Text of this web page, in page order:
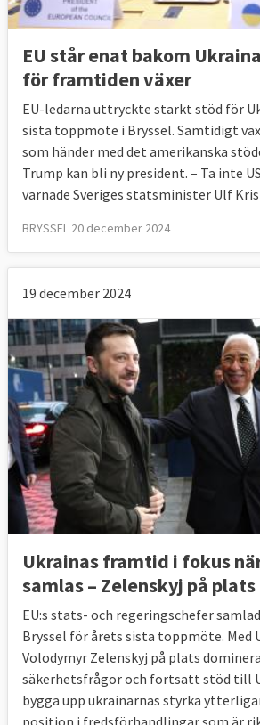
EU står enat bakom
för framtiden växer
EU-ledarna uttryckte starkt stöd för
sista toppmöte i Bryssel. Samtidigt
som händer med det amerikanska
Trump kan bli ny president. – Ta inte
varnade Sveriges statsminister Ulf
BRYSSEL 20 december 2024
19 december 2024
Ukrainas framtid i fokus
samlas – Zelenskyj på plats
EU:s stats- och regeringschefer
Bryssel för årets sista toppmöte. Med
Volodymyr Zelenskyj på plats
säkerhetsfrågor och fortsatt stöd till
bygga upp ukrainarnas styrka
position i fredsförhandlingar som är